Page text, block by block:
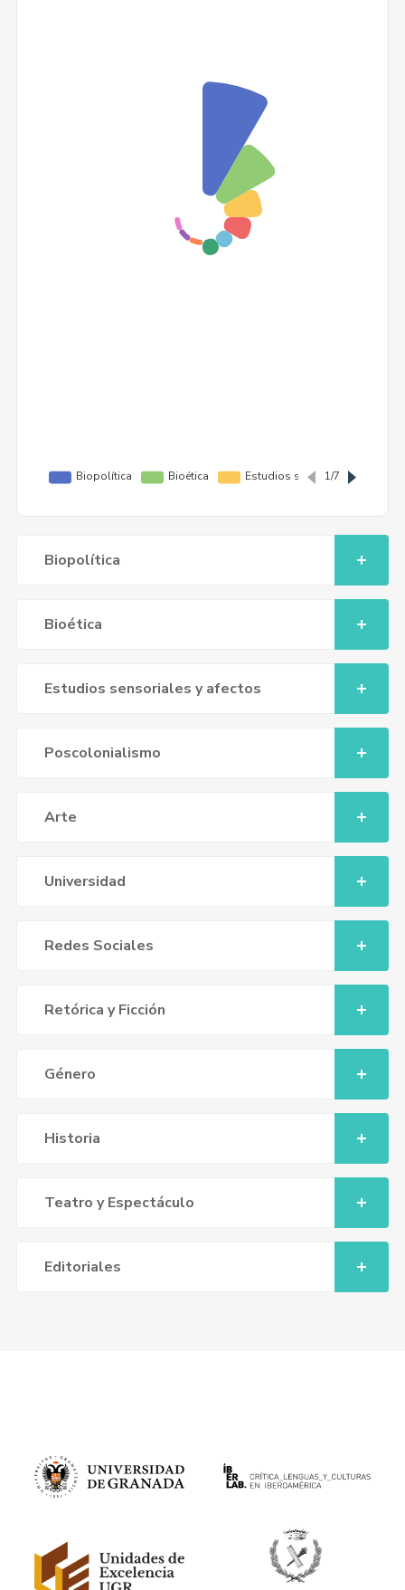
Biopolítica
Bioética
Estudios sensoriales y afectos
Poscolonialismo
Arte
Universidad
Redes Sociales
Retórica y Ficción
Género
Historia
Teatro y Espectáculo
Editoriales